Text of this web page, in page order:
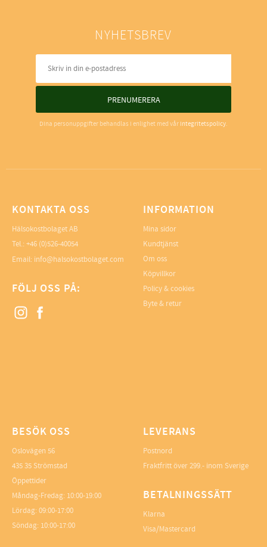
NYHETSBREV
PRENUMERERA
Dina personuppgifter behandlas i enlighet med vår integritetspolicy.
KONTAKTA OSS
Hälsokostbolaget AB
Tel.: +46 (0)526-40054
Email: info@halsokostbolaget.com
FÖLJ OSS PÅ:
INFORMATION
Mina sidor
Kundtjänst
Om oss
Köpvillkor
Policy & cookies
Byte & retur
BESÖK OSS
Oslovägen 56
435 35 Strömstad
Öppettider
Måndag-Fredag: 10:00-19:00
Lördag: 09:00-17:00
Söndag: 10:00-17:00
LEVERANS
Postnord
Fraktfritt över 299.- inom Sverige
BETALNINGSSÄTT
Klarna
Visa/Mastercard